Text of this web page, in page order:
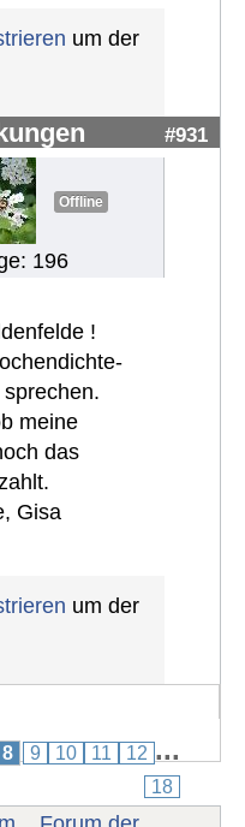
um der
#931
Offline
196
!
meine
das
Gisa
um der
8 9 10 11 12 ...
18